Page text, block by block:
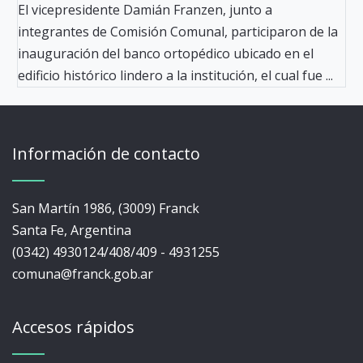
El vicepresidente Damián Franzen, junto a
integrantes de Comisión Comunal, participaron de la
inauguración del banco ortopédico ubicado en el
edificio histórico lindero a la institución, el cual fue ...
Información de contacto
San Martín 1986, (3009) Franck
Santa Fe, Argentina
(0342) 4930124/408/409 - 4931255
comuna@franck.gob.ar
Accesos rápidos